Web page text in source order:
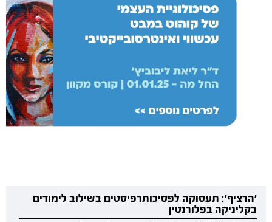
'הרציף': תעסוקה לפסיכותרפיסטים בשילוב לימודים
בקליניקה בפלורנטין